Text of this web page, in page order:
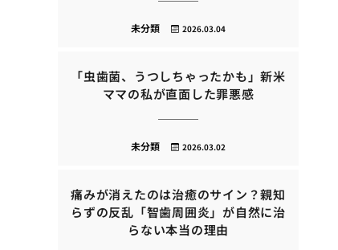
2026.03.04
未分類
「虫歯菌、うつしちゃったかも」新米
ママの私が直面した罪悪感
2026.03.02
未分類
痛みが消えたのは治癒のサイン？親知
らずの反乱「智歯周囲炎」が自然に治
らない本当の理由